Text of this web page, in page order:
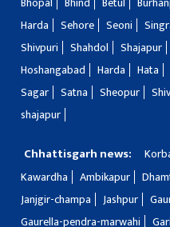
Harda
Sehore Seoni
Shivpuri
Shahdol Shajapur
Hoshangabad
Harda Hata
Sagar
Satna Sheopur
shajapur
Chhattisgarh news:
Kawardha
Ambikapur
Janjgir-champa
Jashpur
Gaurella-pendra-marwahi